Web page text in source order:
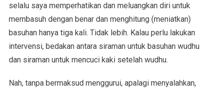
selalu saya memperhatikan dan meluangkan diri untuk
membasuh dengan benar dan menghitung (meniatkan)
basuhan hanya tiga kali. Tidak lebih. Kalau perlu lakukan
intervensi, bedakan antara siraman untuk basuhan wudhu
dan siraman untuk mencuci kaki setelah wudhu.
Nah, tanpa bermaksud menggurui, apalagi menyalahkan,